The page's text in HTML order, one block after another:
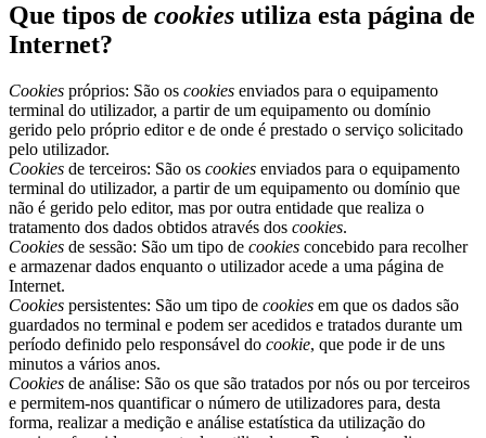
Que tipos de cookies utiliza esta página de
Internet?
Cookies próprios: São os cookies enviados para o equipamento
terminal do utilizador, a partir de um equipamento ou domínio
gerido pelo próprio editor e de onde é prestado o serviço solicitado
pelo utilizador.
Cookies de terceiros: São os cookies enviados para o equipamento
terminal do utilizador, a partir de um equipamento ou domínio que
não é gerido pelo editor, mas por outra entidade que realiza o
tratamento dos dados obtidos através dos cookies.
Cookies de sessão: São um tipo de cookies concebido para recolher
e armazenar dados enquanto o utilizador acede a uma página de
Internet.
Cookies persistentes: São um tipo de cookies em que os dados são
guardados no terminal e podem ser acedidos e tratados durante um
período definido pelo responsável do cookie, que pode ir de uns
minutos a vários anos.
Cookies de análise: São os que são tratados por nós ou por terceiros
e permitem-nos quantificar o número de utilizadores para, desta
forma, realizar a medição e análise estatística da utilização do